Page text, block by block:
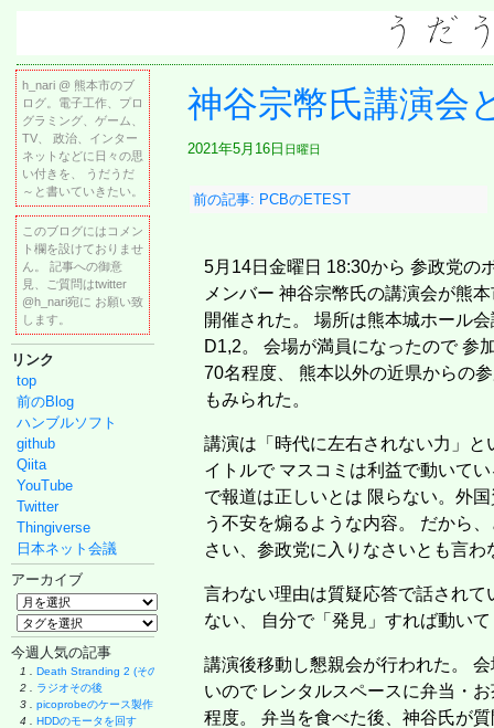
h_nari @ 熊本市のブ
ログ。電子工作、プロ
グラミング、ゲーム、
TV、 政治、インター
ネットなどに日々の思
い付きを、 うだうだ
～と書いていきたい。
このブログにはコメン
ト欄を設けておりませ
ん。 記事への御意
見、ご質問はtwitter
@h_nari宛に お願い致
します。
リンク
top
前のBlog
ハンブルソフト
github
Qiita
YouTube
Twitter
Thingiverse
日本ネット会議
アーカイブ
今週人気の記事
1 .
Death Stranding 2 (その後)
2 .
ラジオその後
3 .
picoprobeのケース製作
4 .
HDDのモータを回す
神谷宗幣氏講演会
2021年5月16日 日曜日
前の記事: PCBのETEST
5月14日金曜日 18:30から 参政党の
メンバー 神谷宗幣氏の講演会が熊
開催された。 場所は熊本城ホール
D1,2。 会場が満員になったので 参
70名程度、 熊本以外の近県からの
もみられた。
講演は「時代に左右されない力」と
イトルで マスコミは利益で動いて
で報道は正しいとは 限らない。外
う不安を煽るような内容。 だから
さい、参政党に入りなさいとも言わ
言わない理由は質疑応答で話され
ない、 自分で「発見」すれば動い
講演後移動し懇親会が行われた。
いので レンタルスペースに弁当・
程度。 弁当を食べた後、神谷氏が